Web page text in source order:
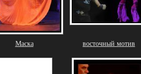
Маска восточный мотив